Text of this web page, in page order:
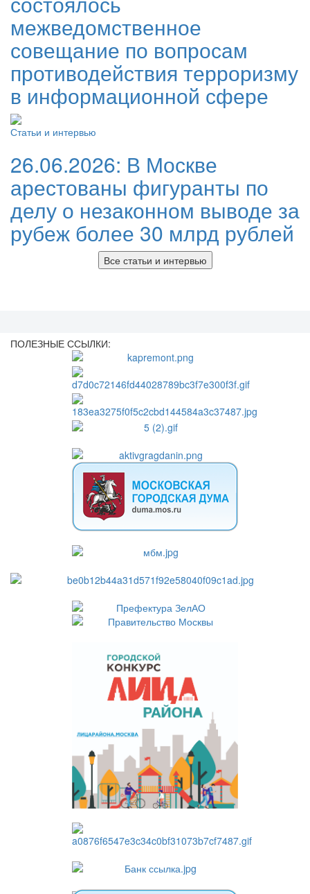
межведомственное
совещание по вопросам
противодействия терроризму
в информационной сфере
Статьи и интервью
26.06.2026: В Москве
арестованы фигуранты по
делу о незаконном выводе за
рубеж более 30 млрд рублей
Все статьи и интервью
ПОЛЕЗНЫЕ ССЫЛКИ: